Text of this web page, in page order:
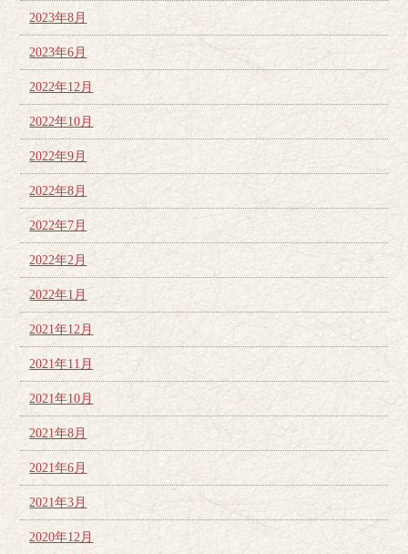
2023年8月
2023年6月
2022年12月
2022年10月
2022年9月
2022年8月
2022年7月
2022年2月
2022年1月
2021年12月
2021年11月
2021年10月
2021年8月
2021年6月
2021年3月
2020年12月